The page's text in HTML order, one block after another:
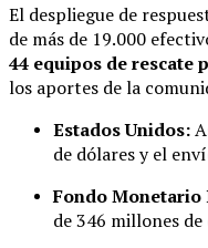
El despliegue de
de más de 19.000
44 equipos de rescate
los aportes de la
Estados Unidos:
de dólares y el
Fondo
de 346 millones